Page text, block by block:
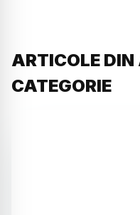
ARTICOLE DIN
CATEGORIE